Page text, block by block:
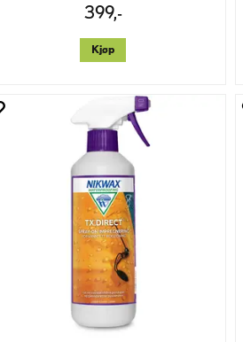
399,-
Kjøp